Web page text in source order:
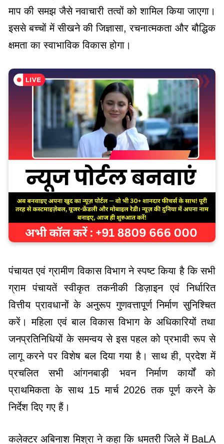
माप की समझ जैसे नवाचारी तत्वों को शामिल किया जाएगा।
इससे बच्चों में सीखने की जिज्ञासा, रचनात्मकता और बौद्धिक
क्षमता का स्वाभाविक विकास होगा।
पंचायत एवं ग्रामीण विकास विभाग ने स्पष्ट किया है कि सभी
ग्राम पंचायतें स्वीकृत तकनीकी डिज़ाइन एवं निर्धारित
वित्तीय प्रावधानों के अनुरूप गुणवत्तापूर्ण निर्माण सुनिश्चित
करें। महिला एवं बाल विकास विभाग के अधिकारियों तथा
जनप्रतिनिधियों के समन्वय से इस पहल को प्रभावी रूप से
लागू करने पर विशेष बल दिया गया है। साथ ही, प्रदेश में
प्रचलित सभी आंगनबाड़ी भवन निर्माण कार्यों को
प्राथमिकता के साथ 15 मार्च 2026 तक पूर्ण करने के
निर्देश दिए गए हैं।
कलेक्टर अबिनाश मिश्रा ने कहा कि धमतरी जिले में BaLA